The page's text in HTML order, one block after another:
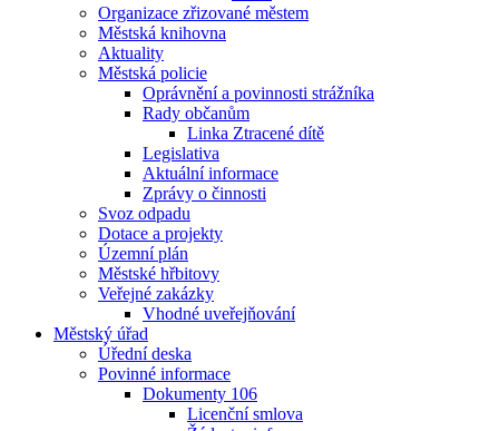
Organizace zřizované městem
Městská knihovna
Aktuality
Městská policie
Oprávnění a povinnosti strážníka
Rady občanům
Linka Ztracené dítě
Legislativa
Aktuální informace
Zprávy o činnosti
Svoz odpadu
Dotace a projekty
Územní plán
Městské hřbitovy
Veřejné zakázky
Vhodné uveřejňování
Městský úřad
Úřední deska
Povinné informace
Dokumenty 106
Licenční smlova